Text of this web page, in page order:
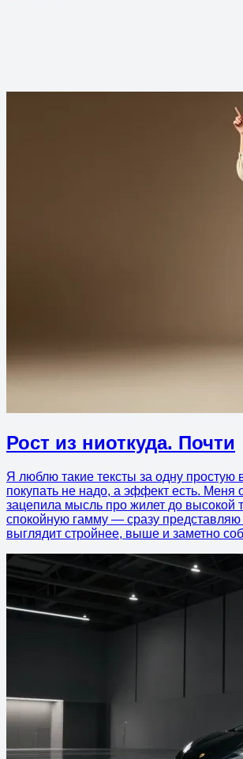
Рост из ниоткуда. Почти
Я люблю такие тексты за одну простую
покупать не надо, а эффект есть. Меня
зацепила мысль про жилет до высокой
спокойную гамму — сразу представляю
выглядит стройнее, выше и заметно